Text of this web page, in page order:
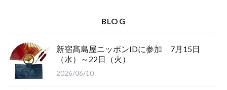
BLOG
新宿髙島屋ニッポンIDに参加 7月15日
（水）～22日（火）
2026/06/10